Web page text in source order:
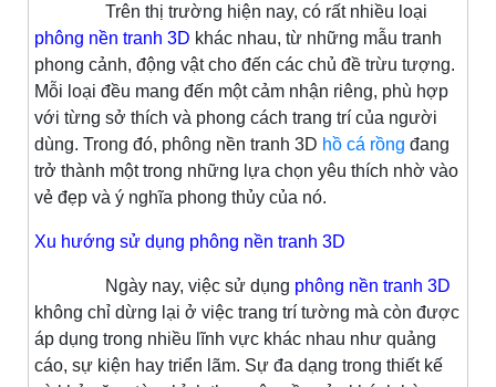
Trên thị trường hiện nay, có rất nhiều loại
phông nền tranh 3D khác nhau, từ những mẫu tranh
phong cảnh, động vật cho đến các chủ đề trừu tượng.
Mỗi loại đều mang đến một cảm nhận riêng, phù hợp
với từng sở thích và phong cách trang trí của người
dùng. Trong đó, phông nền tranh 3D hồ cá rồng đang
trở thành một trong những lựa chọn yêu thích nhờ vào
vẻ đẹp và ý nghĩa phong thủy của nó.
Xu hướng sử dụng phông nền tranh 3D
Ngày nay, việc sử dụng phông nền tranh 3D
không chỉ dừng lại ở việc trang trí tường mà còn được
áp dụng trong nhiều lĩnh vực khác nhau như quảng
cáo, sự kiện hay triển lãm. Sự đa dạng trong thiết kế